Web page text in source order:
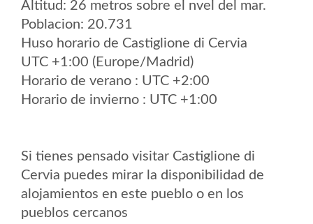
Altitud: 26 metros sobre el nvel del mar.
Poblacion: 20.731
Huso horario de Castiglione di Cervia
UTC +1:00 (Europe/Madrid)
Horario de verano : UTC +2:00
Horario de invierno : UTC +1:00
Si tienes pensado visitar Castiglione di
Cervia puedes mirar la disponibilidad de
alojamientos en este pueblo o en los
pueblos cercanos